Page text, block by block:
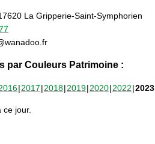
La Gripperie-Saint-Symphorien
par Couleurs Patrimoine :
2017 2018 2019 2020 2022 2023
jour.